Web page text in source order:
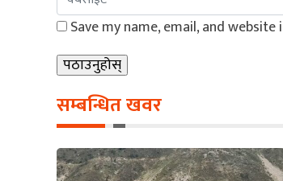
Save my name, email, and
सम्बन्धित खवर